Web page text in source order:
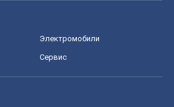
Электромобили
Сервис